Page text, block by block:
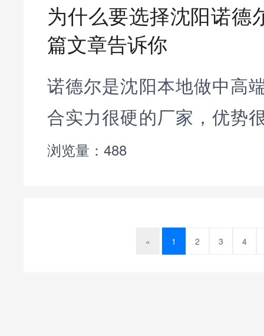
为什么要选择沈阳诺德
篇文章告诉你
诺德尔是沈阳本地做中高
合实力很硬的厂家，优势
硬资质（区别普通小加工
浏览量：488
« 1 2 3 4